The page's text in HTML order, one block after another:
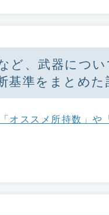
ど、武器につ
基準をまとめた
オススメ所持数」や